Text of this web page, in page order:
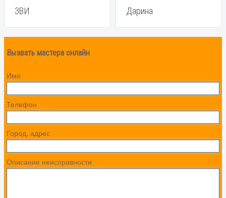
ЗВИ Дарина
Вызвать мастера онлайн
Имя
Телефон
Город, адрес
Описание неисправности